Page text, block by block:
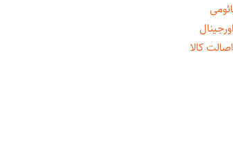
اورجینال
اصالت کالا